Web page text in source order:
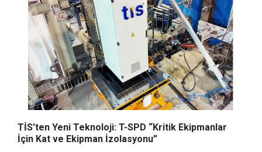
TİS’ten Yeni Teknoloji: T-SPD “Kritik Ekipmanlar
İçin Kat ve Ekipman İzolasyonu”